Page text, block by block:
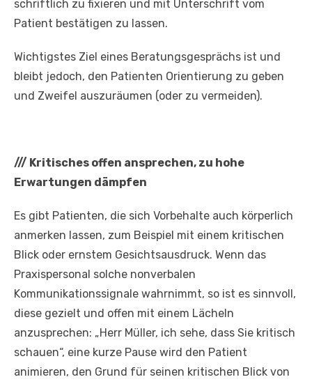
schriftlich zu fixieren und mit Unterschrift vom
Patient bestätigen zu lassen.
Wichtigstes Ziel eines Beratungsgesprächs ist und
bleibt jedoch, den Patienten Orientierung zu geben
und Zweifel auszuräumen (oder zu vermeiden).
/// Kritisches offen ansprechen, zu hohe
Erwartungen dämpfen
Es gibt Patienten, die sich Vorbehalte auch körperlich
anmerken lassen, zum Beispiel mit einem kritischen
Blick oder ernstem Gesichtsausdruck. Wenn das
Praxispersonal solche nonverbalen
Kommunikationssignale wahrnimmt, so ist es sinnvoll,
diese gezielt und offen mit einem Lächeln
anzusprechen: „Herr Müller, ich sehe, dass Sie kritisch
schauen“, eine kurze Pause wird den Patient
animieren, den Grund für seinen kritischen Blick von